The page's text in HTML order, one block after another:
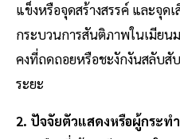
แข็งหรือจุดสร้างสรรค์ และจุ
กระบวนการสันติภาพในเมียน
คงที่ถดถอยหรือชะงักงันสลับสั
ระยะ
2. ปัจจัยตัวแสดงหรือผู้กระท